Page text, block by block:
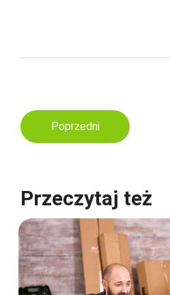
Poprzedni
Przeczytaj też